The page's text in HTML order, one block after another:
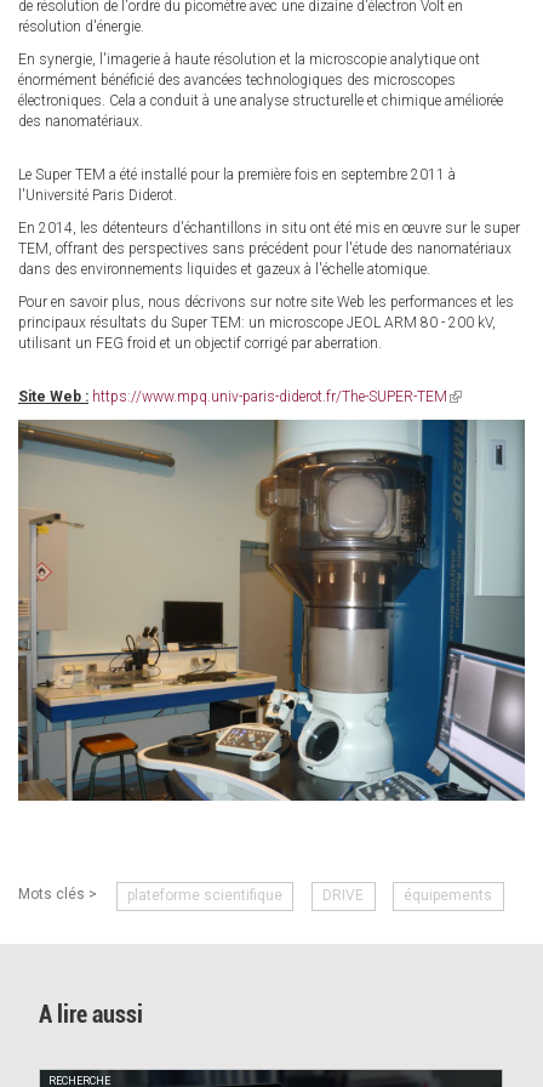
de résolution de l'ordre du picomètre avec une dizaine d'électron Volt en
résolution d'énergie.
En synergie, l'imagerie à haute résolution et la microscopie analytique ont
énormément bénéficié des avancées technologiques des microscopes
électroniques. Cela a conduit à une analyse structurelle et chimique améliorée
des nanomatériaux.
Le Super TEM a été installé pour la première fois en septembre 2011 à
l'Université Paris Diderot.
En 2014, les détenteurs d'échantillons in situ ont été mis en œuvre sur le super
TEM, offrant des perspectives sans précédent pour l'étude des nanomatériaux
dans des environnements liquides et gazeux à l'échelle atomique.
Pour en savoir plus, nous décrivons sur notre site Web les performances et les
principaux résultats du Super TEM: un microscope JEOL ARM 80 - 200 kV,
utilisant un FEG froid et un objectif corrigé par aberration.
Site Web : https://www.mpq.univ-paris-diderot.fr/The-SUPER-TEM (link
is
external)
Mots clés > plateforme scientifique DRIVE équipements
A lire aussi
RECHERCHE